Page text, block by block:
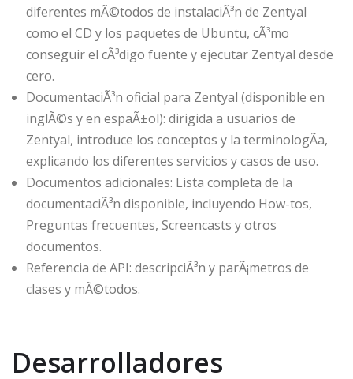
diferentes mÃ©todos de instalaciÃ³n de Zentyal
como el CD y los paquetes de Ubuntu, cÃ³mo
conseguir el cÃ³digo fuente y ejecutar Zentyal desde
cero.
DocumentaciÃ³n oficial para Zentyal (disponible en
inglÃ©s y en espaÃ±ol): dirigida a usuarios de
Zentyal, introduce los conceptos y la terminologÃ­a,
explicando los diferentes servicios y casos de uso.
Documentos adicionales: Lista completa de la
documentaciÃ³n disponible, incluyendo How-tos,
Preguntas frecuentes, Screencasts y otros
documentos.
Referencia de API: descripciÃ³n y parÃ¡metros de
clases y mÃ©todos.
Desarrolladores